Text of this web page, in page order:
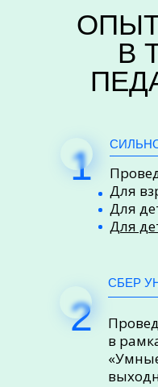
В
1
2
СБЕР
Для
Для
Для
в